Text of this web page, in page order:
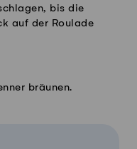
bis die
auf der Roulade
bräunen.